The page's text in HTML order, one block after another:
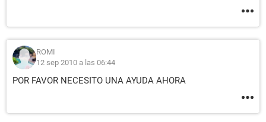
ROMI
12 sep 2010 a las 06:44
POR FAVOR NECESITO UNA AYUDA AHORA